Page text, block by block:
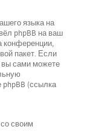
языка на
phpBB на ваш
конференции,
пакет. Если
вы сами можете
(ссылка
своим